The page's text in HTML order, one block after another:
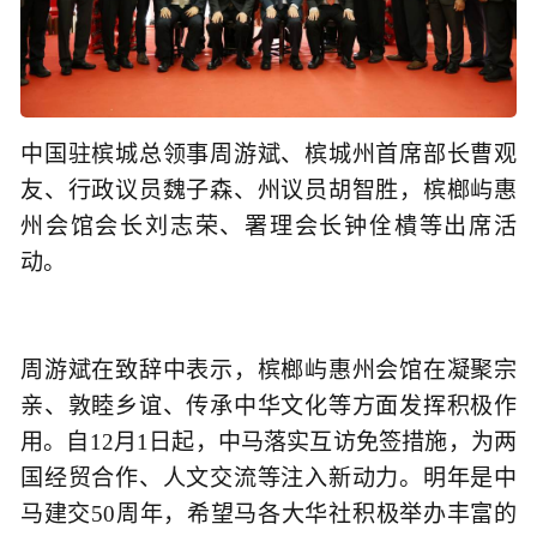
中国驻槟城总领事周游斌、槟城州首席部长曹观
友、行政议员魏子森、州议员胡智胜，槟榔屿惠
州会馆会长刘志荣、署理会长钟佺樻等出席活
动。
周游斌在致辞中表示，槟榔屿惠州会馆在凝聚宗
亲、敦睦乡谊、传承中华文化等方面发挥积极作
用。自12月1日起，中马落实互访免签措施，为两
国经贸合作、人文交流等注入新动力。明年是中
马建交50周年，希望马各大华社积极举办丰富的